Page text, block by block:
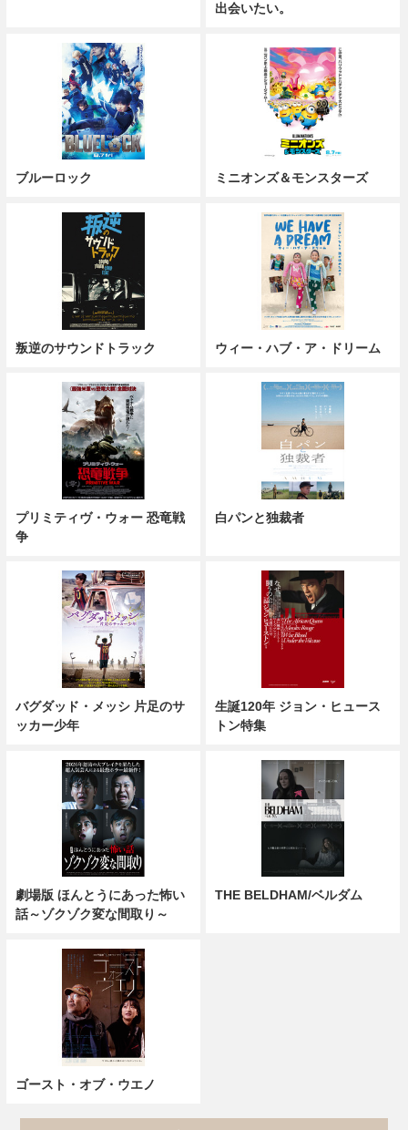
出会いたい。
ブルーロック ミニオンズ＆モンスターズ
叛逆のサウンドトラック ウィー・ハブ・ア・ドリーム
プリミティヴ・ウォー 恐竜戦
争
白パンと独裁者
バグダッド・メッシ 片足のサ
ッカー少年
生誕120年 ジョン・ヒュース
トン特集
劇場版 ほんとうにあった怖い
話～ゾクゾク変な間取り～
THE BELDHAM/ベルダム
ゴースト・オブ・ウエノ